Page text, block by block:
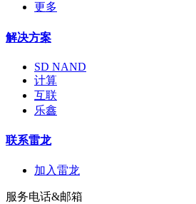
更多
解决方案
SD NAND
计算
互联
乐鑫
联系雷龙
加入雷龙
服务电话&邮箱